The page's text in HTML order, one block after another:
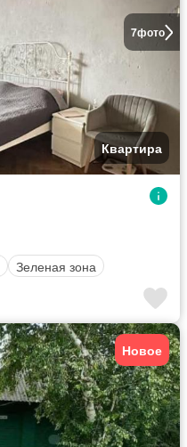
7фото
Квартира
Зеленая зона
Новое